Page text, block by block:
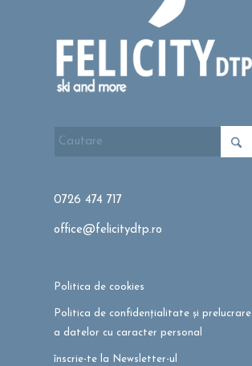
0726 474 717
office@felicitydtp.ro
Politica de cookies
Politica de confidențialitate și prelucrare
a datelor cu caracter personal
înscrie-te la Newsletter-ul